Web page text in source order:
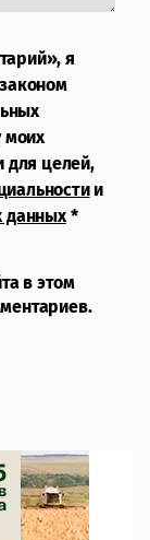
я
моих
для целей,
и
данных*
в этом